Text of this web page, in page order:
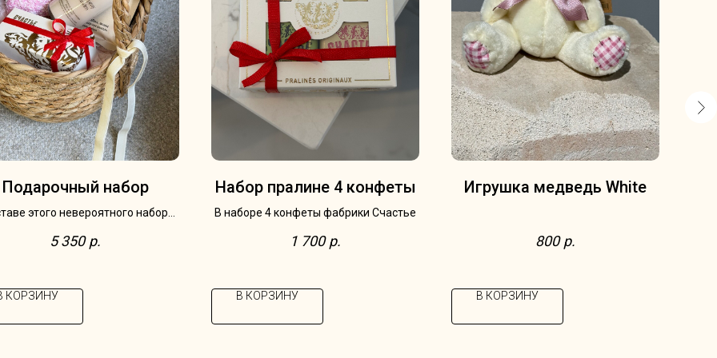
Подарочный набор
этого невероятного набора:
шоколада Счастье 2 конфеты;
5 350 р.
КОРЗИНУ
Набор пралине 4 конфеты
В наборе 4 конфеты фабрики Счастье
1 700 р.
В КОРЗИНУ
Игрушка медведь White
800 р.
В КОРЗИНУ